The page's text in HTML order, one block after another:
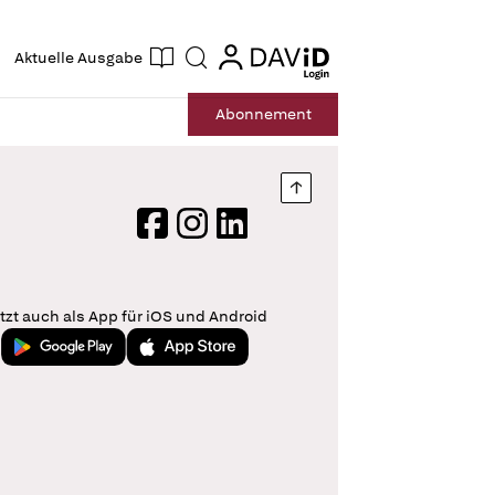
Aktuelle Ausgabe Suche login
login
Abonnement
Nach oben springen
FacebookInstagram
LinkedIn
auch als App für iOS und Android
Jetzt bei Google PlayLaden im App Store